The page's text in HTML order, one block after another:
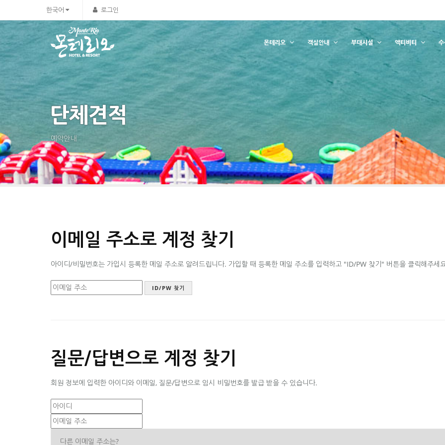
한국어 로그인
몬테리오 객실안내 부대시설 액티비티
단체견적
예약안내
이메일 주소로 계정 찾기
아이디/비밀번호는 가입시 등록한 메일 주소로 알려드립니다. 가입할 때 등록한 메일 주소를 입력하고 "ID/PW 찾기" 버튼을 클릭해주세
질문/답변으로 계정 찾기
회원 정보에 입력한 아이디와 이메일, 질문/답변으로 임시 비밀번호를 발급 받을 수 있습니다.